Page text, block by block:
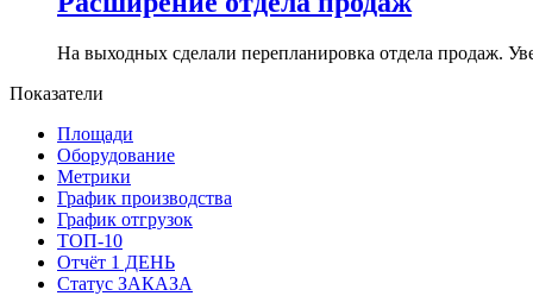
На выходных сделали перепланировка отдела продаж.
Показатели
Площади
Оборудование
Метрики
График производства
График отгрузок
ТОП-10
Отчёт 1 ДЕНЬ
Статус ЗАКАЗА